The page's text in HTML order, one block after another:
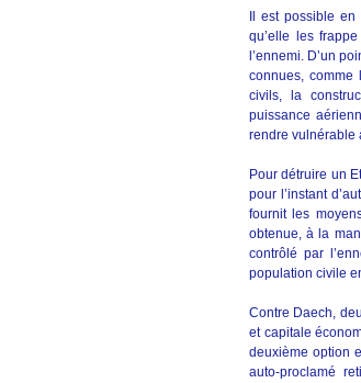
Il est possible
qu’elle les
l’ennemi. D’un
connues, comme
civils, la
puissance
rendre vulnérable
Pour détruire un
pour l’instant
fournit les
obtenue, à la
contrôlé par
population civile
Contre Daech,
et capitale
deuxième option
auto-proclamé